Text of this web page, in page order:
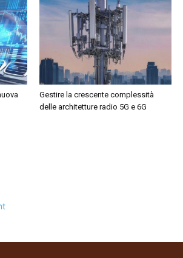
Gestire la crescente complessità
delle architetture radio 5G e 6G